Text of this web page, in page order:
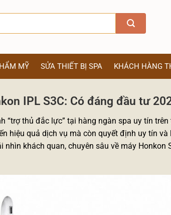
MỸ SỬA THIẾT BỊ SPA KHÁCH HÀNG
IPL S3C: Có đáng đầu tư
“trợ thủ đắc lực” tại hàng ngàn spa uy tín
hiệu quả dịch vụ mà còn quyết định uy tín
khách quan, chuyên sâu về máy Honkon